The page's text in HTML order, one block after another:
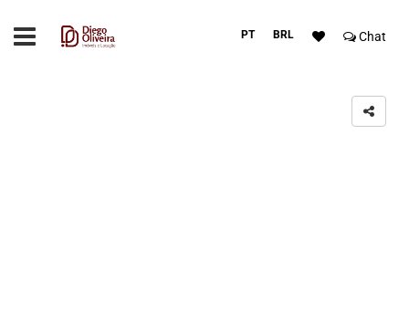
PT BRL Chat